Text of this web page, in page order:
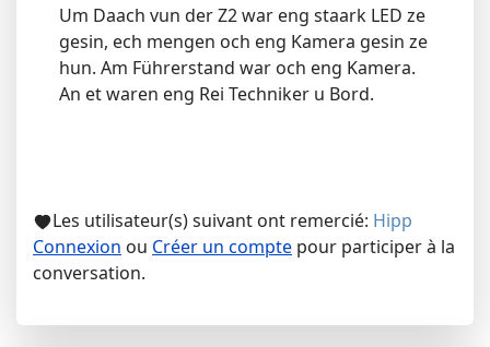
Um Daach vun der Z2 war eng staark LED ze
gesin, ech mengen och eng Kamera gesin ze
hun. Am Führerstand war och eng Kamera.
An et waren eng Rei Techniker u Bord.
Les utilisateur(s) suivant ont remercié: Hipp
Connexion ou Créer un compte pour participer à la
conversation.